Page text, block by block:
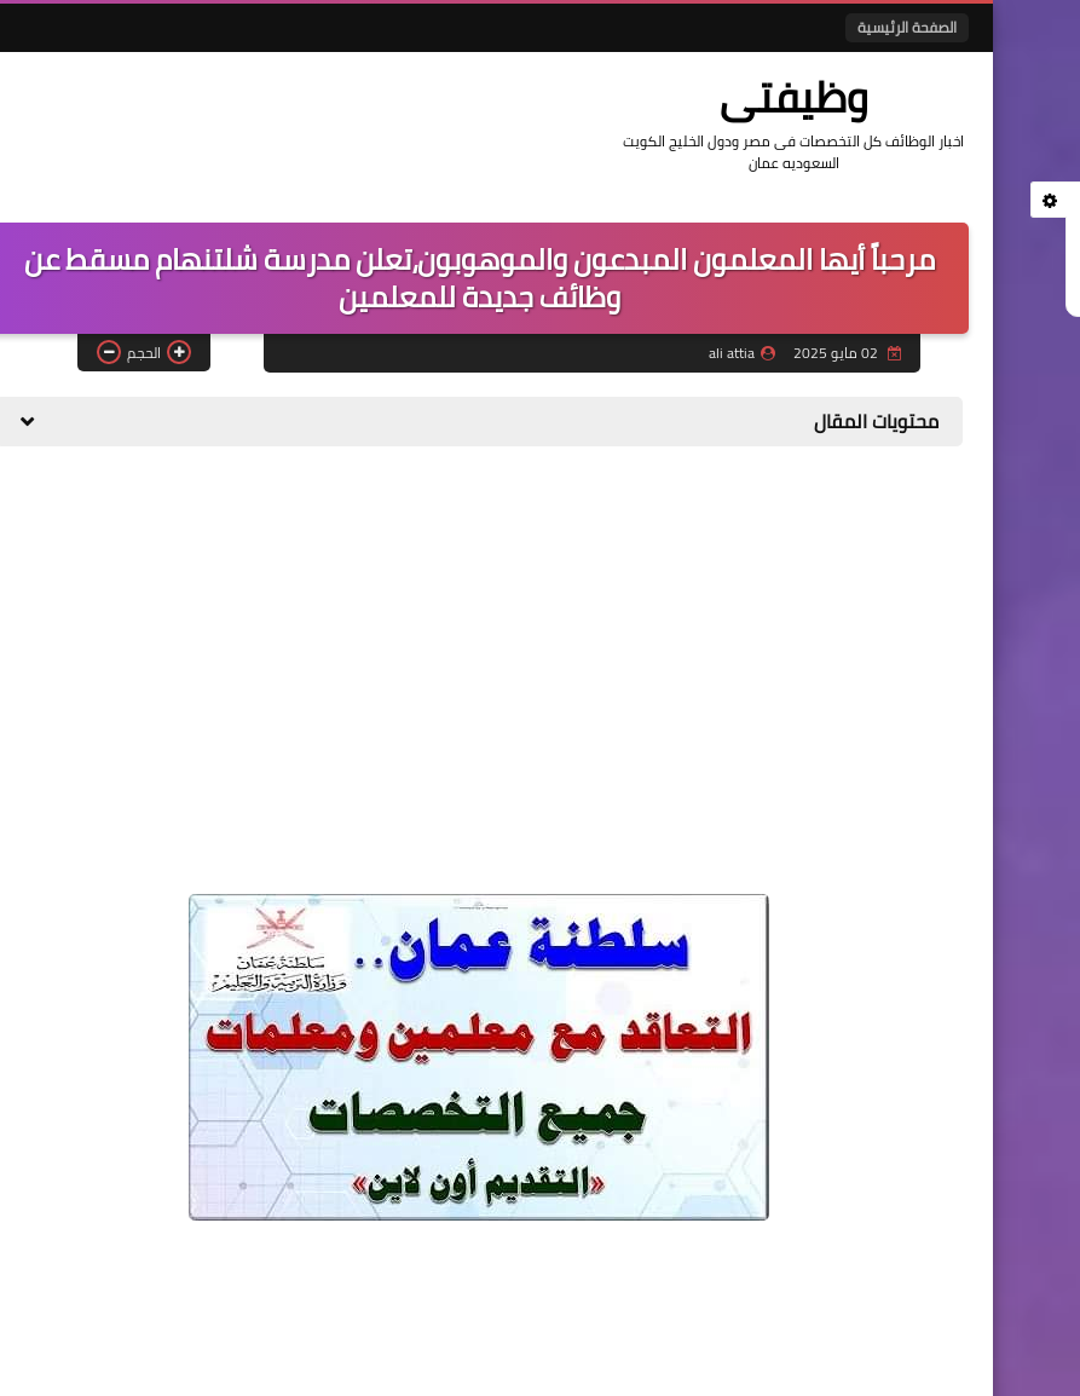
الصفحة الرئيسية
وظيفتى
اخبار الوظائف كل التخصصات فى مصر ودول الخليج الكويت
السعوديه عمان
مرحباً أيها المعلمون المبدعون والموهوبون،تعلن مدرسة شلتنهام مسقط عن
وظائف جديدة للمعلمين
ali attia الحجم
محتويات المقال